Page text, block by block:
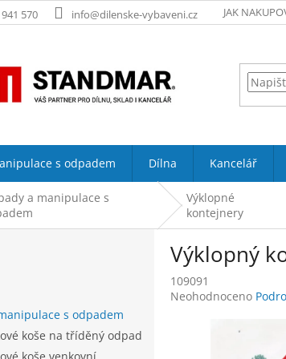
570 info@dilenske-vybaveni.cz JAK
s odpadem Dílna Kancelář
a manipulace s
Výklopné
kontejnery
s odpadem
koše na tříděný odpad
Výklopný
109091
Průměrné
Neohodnoceno